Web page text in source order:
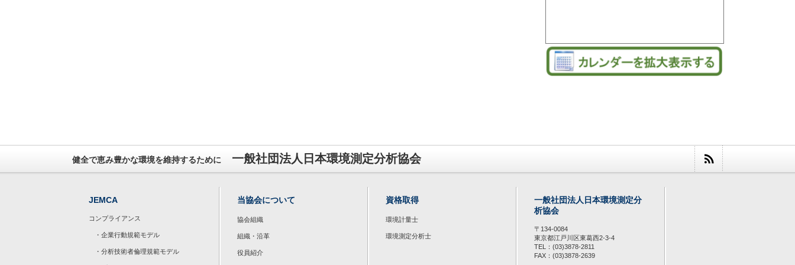
健全で恵み豊かな環境を維持するために 一般社団法人日本環境測定分析協会
JEMCA
コンプライアンス
・企業行動規範モデル
・分析技術者倫理規範モデル
当協会について
協会組織
組織・沿革
役員紹介
資格取得
環境計量士
環境測定分析士
一般社団法人日本環境測定分
析協会
〒134-0084
東京都江戸川区東葛西2-3-4
TEL：(03)3878-2811
FAX：(03)3878-2639